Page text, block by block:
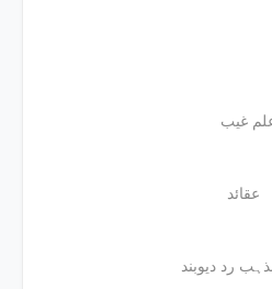
رد دیوبند